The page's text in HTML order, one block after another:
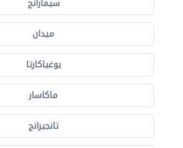
سيمارانج
ميدان
يوغياكارتا
ماكاسار
تانجيرانج